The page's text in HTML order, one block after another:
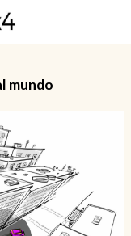
mundo